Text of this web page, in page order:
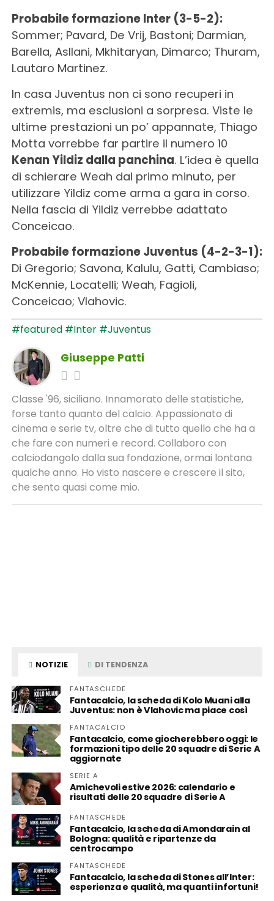
Probabile formazione Inter (3-5-2):
Sommer; Pavard, De Vrij, Bastoni; Darmian,
Barella, Asllani, Mkhitaryan, Dimarco; Thuram,
Lautaro Martinez.
In casa Juventus non ci sono recuperi in
extremis, ma esclusioni a sorpresa. Viste le
ultime prestazioni un po’ appannate, Thiago
Motta vorrebbe far partire il numero 10
Kenan Yildiz dalla panchina. L’idea è quella
di schierare Weah dal primo minuto, per
utilizzare Yildiz come arma a gara in corso.
Nella fascia di Yildiz verrebbe adattato
Conceicao.
Probabile formazione Juventus (4-2-3-1):
Di Gregorio; Savona, Kalulu, Gatti, Cambiaso;
McKennie, Locatelli; Weah, Fagioli,
Conceicao; Vlahovic.
#featured #Inter #Juventus
Giuseppe Patti
Classe '96, siciliano. Innamorato delle statistiche,
forse tanto quanto del calcio. Appassionato di
cinema e serie tv, oltre che di tutto quello che ha a
che fare con numeri e record. Collaboro con
calciodangolo dalla sua fondazione, ormai lontana
qualche anno. Ho visto nascere e crescere il sito,
che sento quasi come mio.
NOTIZIE DI TENDENZA
FANTASCHEDE
Fantacalcio, la scheda di Kolo Muani alla
Juventus: non è Vlahovic ma piace così
FANTACALCIO
Fantacalcio, come giocherebbero oggi: le
formazioni tipo delle 20 squadre di Serie A
aggiornate
SERIE A
Amichevoli estive 2026: calendario e
risultati delle 20 squadre di Serie A
FANTASCHEDE
Fantacalcio, la scheda di Amondarain al
Bologna: qualità e ripartenze da
centrocampo
FANTASCHEDE
Fantacalcio, la scheda di Stones all’Inter:
esperienza e qualità, ma quanti infortuni!